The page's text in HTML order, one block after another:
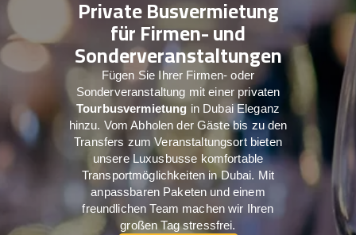
Private Busvermietung
für Firmen- und
Sonderveranstaltungen
Fügen Sie Ihrer Firmen- oder
Sonderveranstaltung mit einer privaten
Tourbusvermietung in Dubai Eleganz
hinzu. Vom Abholen der Gäste bis zu den
Transfers zum Veranstaltungsort bieten
unsere Luxusbusse komfortable
Transportmöglichkeiten in Dubai. Mit
anpassbaren Paketen und einem
freundlichen Team machen wir Ihren
großen Tag stressfrei.